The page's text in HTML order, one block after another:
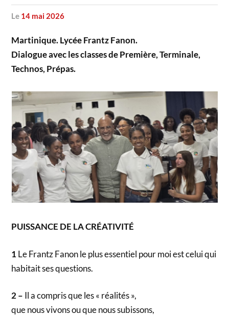
le 14 mai 2026
Martinique. Lycée Frantz Fanon.
Dialogue avec les classes de Première, Terminale,
Technos, Prépas.
PUISSANCE DE LA CRÉATIVITÉ
1 Le Frantz Fanon le plus essentiel pour moi est celui qui
habitait ses questions.
2 – Il a compris que les « réalités »,
que nous vivons ou que nous subissons,